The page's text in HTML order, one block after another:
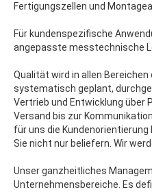
Fertigungszellen und
Für kundenspezifische
angepasste messtechnische
Qualität wird in allen
systematisch geplant,
Vertrieb und Entwicklung über
Versand bis zur
für uns die Kundenorientierung
Sie nicht nur beliefern. Wir
Unser ganzheitliches
Unternehmensbereiche. Es